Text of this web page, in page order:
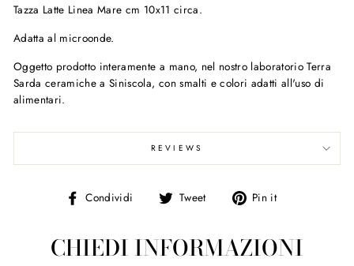
Tazza Latte Linea Mare cm 10x11 circa.
Adatta al microonde.
Oggetto prodotto interamente a mano, nel nostro laboratorio Terra
Sarda ceramiche a Siniscola, con smalti e colori adatti all'uso di
alimentari.
REVIEWS
Condividi
CondividiTweet
Tweet Pin it
CHIEDI INFORMAZIONI